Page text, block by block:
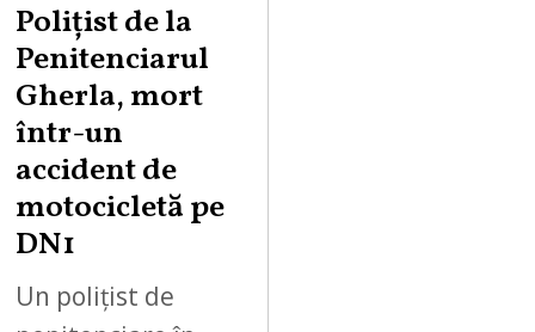
Polițist de la
Penitenciarul
Gherla, mort
într-un
accident de
motocicletă pe
DN1
Un polițist de